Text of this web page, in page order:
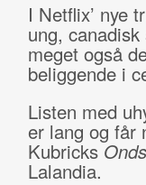
I Netflix’ nye
ung,
meget også
beliggende i
Listen med
er lang og får
Kubricks
Lalandia.